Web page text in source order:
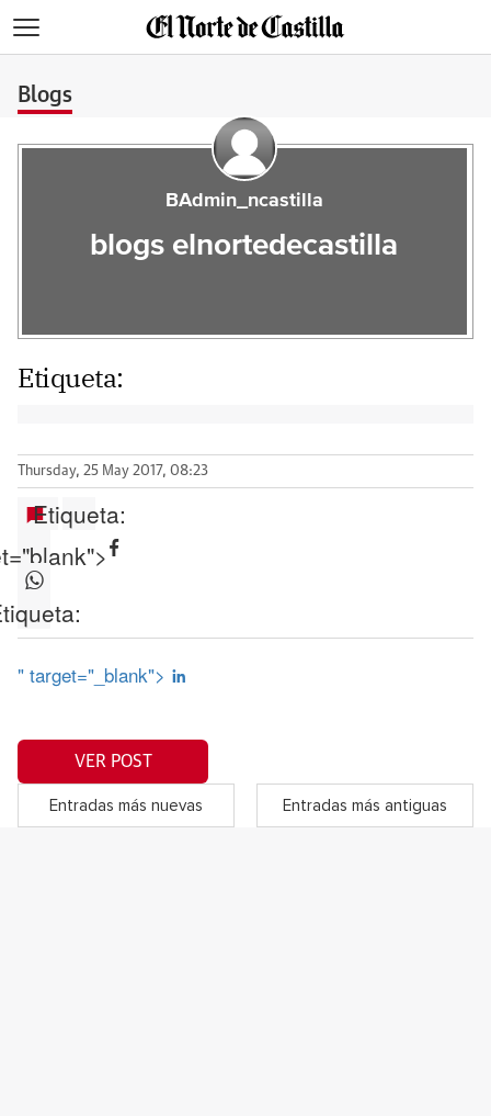
Blogs
BAdmin_ncastilla
blogs elnortedecastilla
Etiqueta:
Thursday, 25 May 2017, 08:23
Etiqueta:
" target="_blank">
VER POST
Entradas más nuevas Entradas más antiguas